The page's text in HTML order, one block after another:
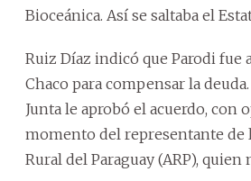
Bioceánica. Así se saltaba el
Ruiz Díaz indicó que Parodi fue
Chaco para compensar la
Junta le aprobó el acuerdo, con
momento del representante de
Rural del Paraguay (ARP), quien